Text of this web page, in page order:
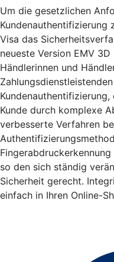
Um die gesetzlichen
Kundenauthentifizierung
Visa das
neueste Version EMV
Händlerinnen und
Kunde durch komplexe
verbesserte Verfahren
so den sich ständig
Sicherheit gerecht.
einfach in Ihren Online-